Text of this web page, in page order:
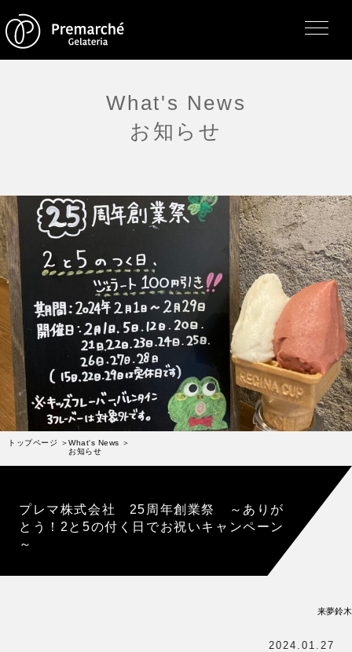
直営店・支店・分店
フレーバー（メニュー）
アレルゲン一覧
通販のご案内
お知らせ・メディア掲載
お問い合わせ
Column コラム・連載
ジェラートの機能性や素材について
What's News
お知らせ
トップページ
What's News
お知らせ
プレマ株式会社 25周年創業祭 ～ありが
とう！2と5の付く日でお祝いキャンペーン
～
来夢鈴木
2024.01.27